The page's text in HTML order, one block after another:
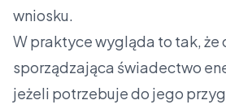
wniosku.
W praktyce wygląda to tak, że
sporządzająca świadectwo
jeżeli potrzebuje do jego